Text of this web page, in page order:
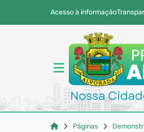
Acesso à informação
Páginas